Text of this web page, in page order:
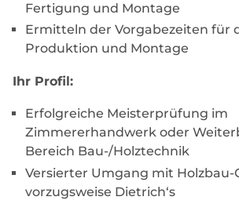
Fertigung und Montage
Ermitteln der Vorgabezeiten für
Produktion und Montage
Ihr Profil:
Erfolgreiche Meisterprüfung im
Zimmererhandwerk oder
Bereich Bau-/Holztechnik
Versierter Umgang mit Holzbau-
vorzugsweise Dietrich‘s